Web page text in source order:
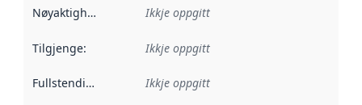
Nøyaktigheit Ikkje oppgitt
Tilgjenge: Ikkje oppgitt
Fullstendigheit Ikkje oppgitt